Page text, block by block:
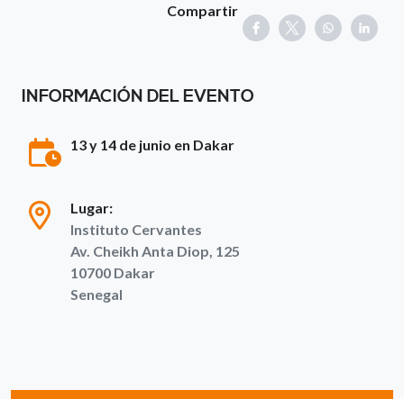
Compartir
INFORMACIÓN DEL EVENTO
13 y 14 de junio en Dakar
Lugar:
Instituto Cervantes
Av. Cheikh Anta Diop, 125
10700 Dakar
Senegal